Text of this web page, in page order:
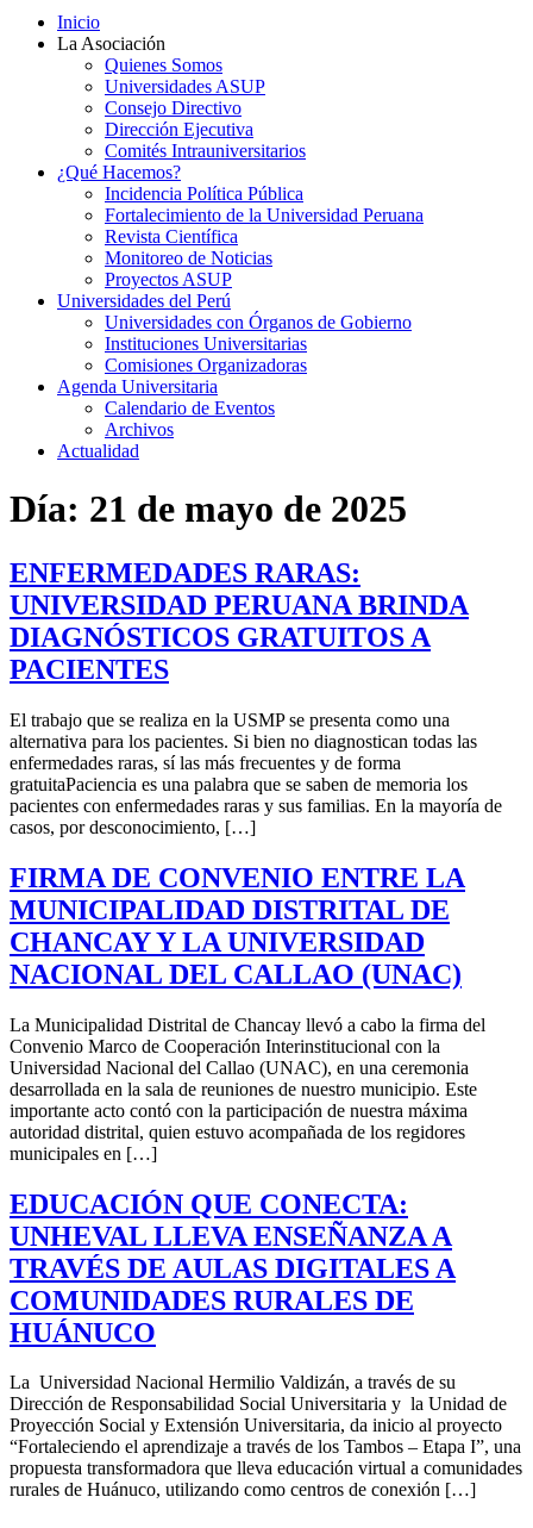
Inicio
La Asociación
Quienes Somos
Universidades ASUP
Consejo Directivo
Dirección Ejecutiva
Comités Intrauniversitarios
¿Qué Hacemos?
Incidencia Política Pública
Fortalecimiento de la Universidad Peruana
Revista Científica
Monitoreo de Noticias
Proyectos ASUP
Universidades del Perú
Universidades con Órganos de Gobierno
Instituciones Universitarias
Comisiones Organizadoras
Agenda Universitaria
Calendario de Eventos
Archivos
Actualidad
Día: 21 de mayo de 2025
ENFERMEDADES RARAS:
UNIVERSIDAD PERUANA BRINDA
DIAGNÓSTICOS GRATUITOS A
PACIENTES
El trabajo que se realiza en la USMP se presenta como una
alternativa para los pacientes. Si bien no diagnostican todas las
enfermedades raras, sí las más frecuentes y de forma
gratuitaPaciencia es una palabra que se saben de memoria los
pacientes con enfermedades raras y sus familias. En la mayoría de
casos, por desconocimiento, […]
FIRMA DE CONVENIO ENTRE LA
MUNICIPALIDAD DISTRITAL DE
CHANCAY Y LA UNIVERSIDAD
NACIONAL DEL CALLAO (UNAC)
La Municipalidad Distrital de Chancay llevó a cabo la firma del
Convenio Marco de Cooperación Interinstitucional con la
Universidad Nacional del Callao (UNAC), en una ceremonia
desarrollada en la sala de reuniones de nuestro municipio. Este
importante acto contó con la participación de nuestra máxima
autoridad distrital, quien estuvo acompañada de los regidores
municipales en […]
EDUCACIÓN QUE CONECTA:
UNHEVAL LLEVA ENSEÑANZA A
TRAVÉS DE AULAS DIGITALES A
COMUNIDADES RURALES DE
HUÁNUCO
La Universidad Nacional Hermilio Valdizán, a través de su
Dirección de Responsabilidad Social Universitaria y la Unidad de
Proyección Social y Extensión Universitaria, da inicio al proyecto
“Fortaleciendo el aprendizaje a través de los Tambos – Etapa I”, una
propuesta transformadora que lleva educación virtual a comunidades
rurales de Huánuco, utilizando como centros de conexión […]